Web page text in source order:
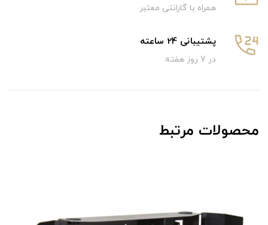
همراه با گارانتی معتبر
پشتیبانی 24 ساعته
در 7 روز هفته
محصولات مرتبط